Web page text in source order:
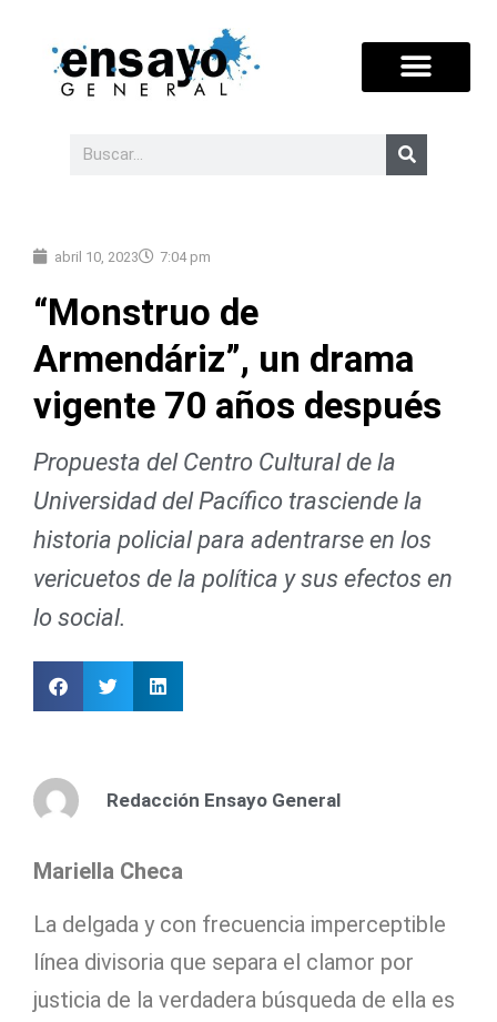
abril 10, 2023 7:04 pm
“Monstruo de
Armendáriz”, un drama
vigente 70 años después
Propuesta del Centro Cultural de la
Universidad del Pacífico trasciende la
historia policial para adentrarse en los
vericuetos de la política y sus efectos en
lo social.
Redacción Ensayo General
Mariella Checa
La delgada y con frecuencia imperceptible
línea divisoria que separa el clamor por
justicia de la verdadera búsqueda de ella es